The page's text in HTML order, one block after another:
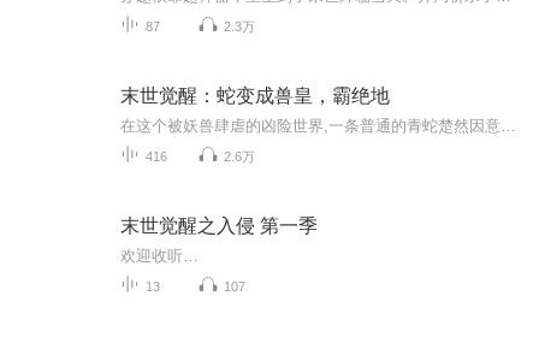
87 2.3万
末世觉醒：蛇变成兽皇，霸绝地
416 2.6万
末世觉醒之入侵 第一季
欢迎收听…
13 107